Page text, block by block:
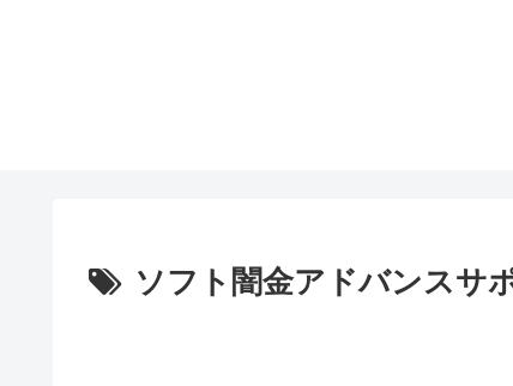
ソフト闇金アドバンスサ